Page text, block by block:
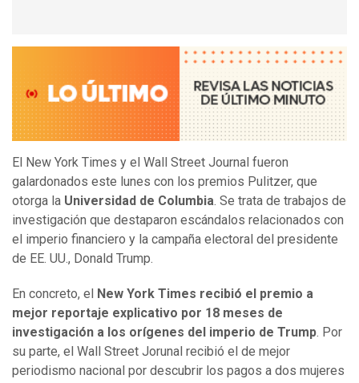
El New York Times y el Wall Street Journal fueron
galardonados este lunes con los premios Pulitzer, que
otorga la Universidad de Columbia. Se trata de trabajos de
investigación que destaparon escándalos relacionados con
el imperio financiero y la campaña electoral del presidente
de EE. UU., Donald Trump.
En concreto, el
New York Times recibió el premio a
mejor reportaje explicativo por 18 meses de
investigación a los orígenes del imperio de Trump. Por
su parte, el Wall Street Jorunal recibió el de mejor
periodismo nacional por descubrir los pagos a dos mujeres